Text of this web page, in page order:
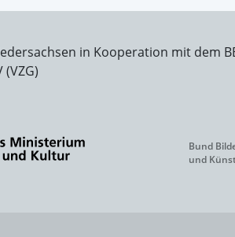
in Kooperation mit dem
Bund
und